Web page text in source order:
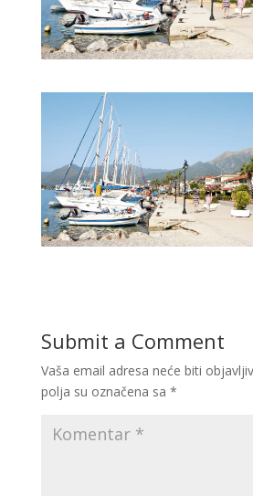
Submit a Comment
Vaša email adresa neće biti
polja su označena sa *